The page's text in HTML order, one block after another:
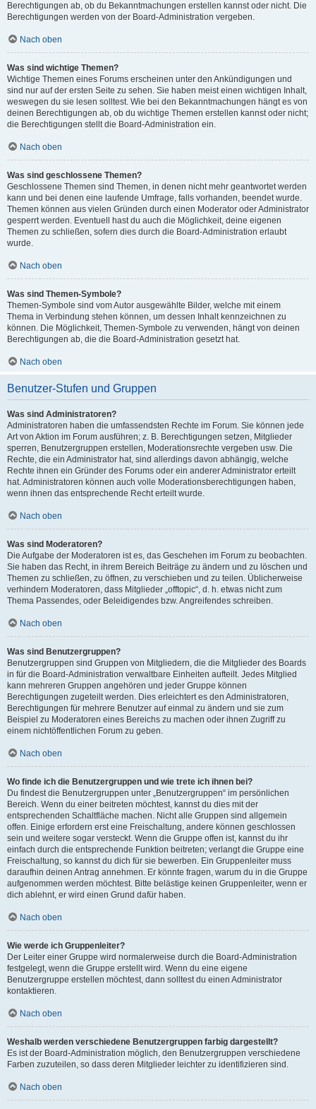
Berechtigungen ab, ob du Bekanntmachungen erstellen kannst oder nicht. Die
Berechtigungen werden von der Board-Administration vergeben.
Nach oben
Was sind wichtige Themen?
Wichtige Themen eines Forums erscheinen unter den Ankündigungen und
sind nur auf der ersten Seite zu sehen. Sie haben meist einen wichtigen Inhalt,
weswegen du sie lesen solltest. Wie bei den Bekanntmachungen hängt es von
deinen Berechtigungen ab, ob du wichtige Themen erstellen kannst oder nicht;
die Berechtigungen stellt die Board-Administration ein.
Nach oben
Was sind geschlossene Themen?
Geschlossene Themen sind Themen, in denen nicht mehr geantwortet werden
kann und bei denen eine laufende Umfrage, falls vorhanden, beendet wurde.
Themen können aus vielen Gründen durch einen Moderator oder Administrator
gesperrt werden. Eventuell hast du auch die Möglichkeit, deine eigenen
Themen zu schließen, sofern dies durch die Board-Administration erlaubt
wurde.
Nach oben
Was sind Themen-Symbole?
Themen-Symbole sind vom Autor ausgewählte Bilder, welche mit einem
Thema in Verbindung stehen können, um dessen Inhalt kennzeichnen zu
können. Die Möglichkeit, Themen-Symbole zu verwenden, hängt von deinen
Berechtigungen ab, die die Board-Administration gesetzt hat.
Nach oben
Benutzer-Stufen und Gruppen
Was sind Administratoren?
Administratoren haben die umfassendsten Rechte im Forum. Sie können jede
Art von Aktion im Forum ausführen; z. B. Berechtigungen setzen, Mitglieder
sperren, Benutzergruppen erstellen, Moderationsrechte vergeben usw. Die
Rechte, die ein Administrator hat, sind allerdings davon abhängig, welche
Rechte ihnen ein Gründer des Forums oder ein anderer Administrator erteilt
hat. Administratoren können auch volle Moderationsberechtigungen haben,
wenn ihnen das entsprechende Recht erteilt wurde.
Nach oben
Was sind Moderatoren?
Die Aufgabe der Moderatoren ist es, das Geschehen im Forum zu beobachten.
Sie haben das Recht, in ihrem Bereich Beiträge zu ändern und zu löschen und
Themen zu schließen, zu öffnen, zu verschieben und zu teilen. Üblicherweise
verhindern Moderatoren, dass Mitglieder „offtopic“, d. h. etwas nicht zum
Thema Passendes, oder Beleidigendes bzw. Angreifendes schreiben.
Nach oben
Was sind Benutzergruppen?
Benutzergruppen sind Gruppen von Mitgliedern, die die Mitglieder des Boards
in für die Board-Administration verwaltbare Einheiten aufteilt. Jedes Mitglied
kann mehreren Gruppen angehören und jeder Gruppe können
Berechtigungen zugeteilt werden. Dies erleichtert es den Administratoren,
Berechtigungen für mehrere Benutzer auf einmal zu ändern und sie zum
Beispiel zu Moderatoren eines Bereichs zu machen oder ihnen Zugriff zu
einem nichtöffentlichen Forum zu geben.
Nach oben
Wo finde ich die Benutzergruppen und wie trete ich ihnen bei?
Du findest die Benutzergruppen unter „Benutzergruppen“ im persönlichen
Bereich. Wenn du einer beitreten möchtest, kannst du dies mit der
entsprechenden Schaltfläche machen. Nicht alle Gruppen sind allgemein
offen. Einige erfordern erst eine Freischaltung, andere können geschlossen
sein und weitere sogar versteckt. Wenn die Gruppe offen ist, kannst du ihr
einfach durch die entsprechende Funktion beitreten; verlangt die Gruppe eine
Freischaltung, so kannst du dich für sie bewerben. Ein Gruppenleiter muss
daraufhin deinen Antrag annehmen. Er könnte fragen, warum du in die Gruppe
aufgenommen werden möchtest. Bitte belästige keinen Gruppenleiter, wenn er
dich ablehnt, er wird einen Grund dafür haben.
Nach oben
Wie werde ich Gruppenleiter?
Der Leiter einer Gruppe wird normalerweise durch die Board-Administration
festgelegt, wenn die Gruppe erstellt wird. Wenn du eine eigene
Benutzergruppe erstellen möchtest, dann solltest du einen Administrator
kontaktieren.
Nach oben
Weshalb werden verschiedene Benutzergruppen farbig dargestellt?
Es ist der Board-Administration möglich, den Benutzergruppen verschiedene
Farben zuzuteilen, so dass deren Mitglieder leichter zu identifizieren sind.
Nach oben